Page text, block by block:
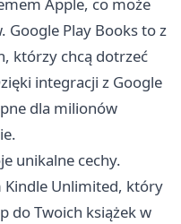
Apple, co może
Google Play Books to z
którzy chcą dotrzeć
integracji z Google
dla milionów
unikalne cechy.
Kindle Unlimited, który
do Twoich książek w